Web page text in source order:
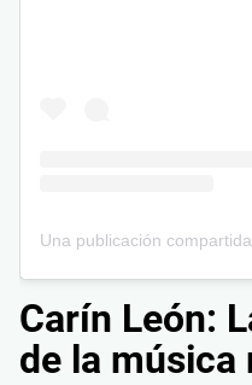
Carín León:
de la música